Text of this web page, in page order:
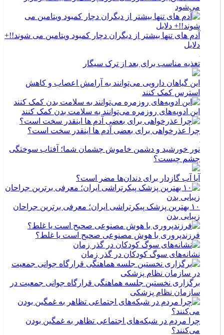
می‌شود
آدم های تنها بیشتر از دیگران دچار کمبود ویتامین می شوند!!+
دلایل
تغذیه مناسب برای بعد از ترک سیگار
این گیاهان دارویی می‌توانند به آرامش اعصاب و کاهش
استرس کمک کنند
این ادویه‌های روزمره می‌توانند به سلامت بدن کمک کنند
چرا عذرخواهی برای بعضی آدم ها اینقدر سخت است؟
نور خورشید و دشمن خاموش چشمان شما؛ آفتاب سوختگی
چشم چیست؟
آیا آب گازدار برای دندان‌ها مضر است؟
۱۰ بهترین پزشک پیکرتراشی ایران؛ معرفی برترین جراحان
زیبایی بدن
فرزندپروری با هوش مصنوعی صحیح است یا غلط؟
نشانه‌های سوگ کودکان در گذر زمان
برگزاری نخستین جلسه هماهنگی قرارگاه جوانی جمعیت در
سازمان نظام پزشکی
چرا مردم در شبکه‌های اجتماعی تظاهر به غمگین بودن
می‌کنند؟